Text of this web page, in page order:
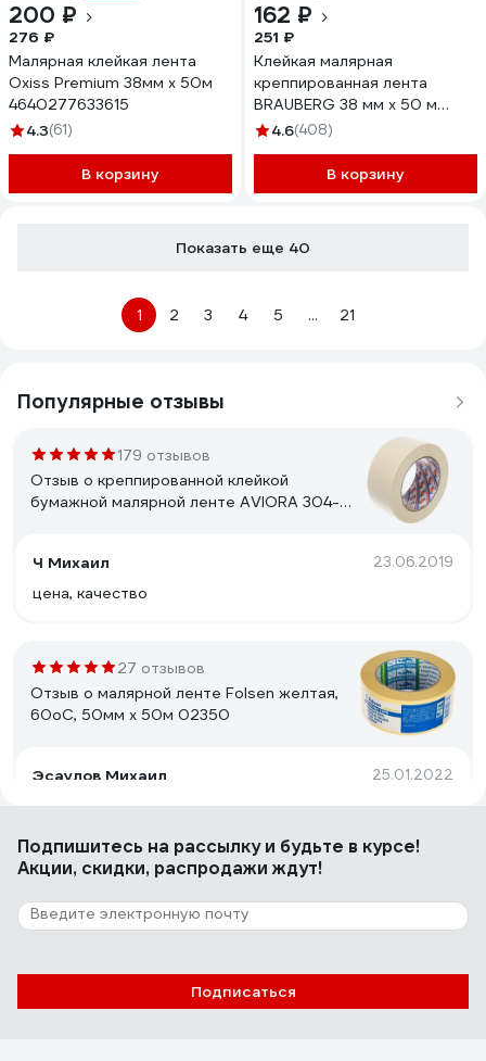
200 ₽
276 ₽
Малярная клейкая лента
Oxiss Premium 38мм х 50м
4640277633615
4.3(61)
В корзину
162 ₽
251 ₽
Клейкая малярная
креппированная лента
BRAUBERG 38 мм х 50 м
226427
4.6(408)
В корзину
Показать еще 40
1 2 3 4 5 ... 21
Популярные отзывы
179 отзывов
Отзыв о креппированной клейкой
бумажной малярной ленте AVIORA 304-
Ч Михаил
23.06.2019
цена, качество
27 отзывов
Отзыв о малярной ленте Folsen желтая,
60oC, 50мм x 50м 02350
Эсаулов Михаил 25.01.2022
Качество. Прилипает к любой поверхности. Плотный.
11 отзывов
Отзыв о маскирующей ленте Jeta PRO
Azur 90 градусов - 30 мин., голубая, 50
Подпишитесь на рассылкуи будьте в курсе!
Акции, скидки, распродажи ждут!
Подписаться